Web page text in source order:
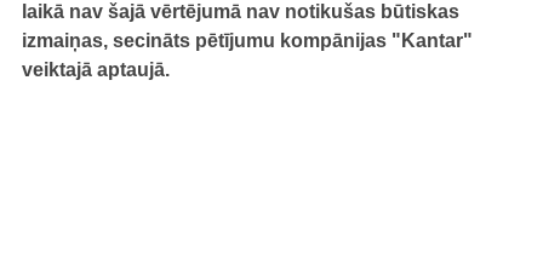
laikā nav šajā vērtējumā nav notikušas būtiskas
izmaiņas, secināts pētījumu kompānijas "Kantar"
veiktajā aptaujā.